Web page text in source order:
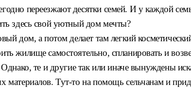
переезжают десятки семей. И у каждой
здесь свой уютный дом мечты?
дом, а потом делает там легкий
жилище самостоятельно, спланировать и
Однако, те и другие так или иначе вынуждены
материалов. Тут-то на помощь сельчанам и